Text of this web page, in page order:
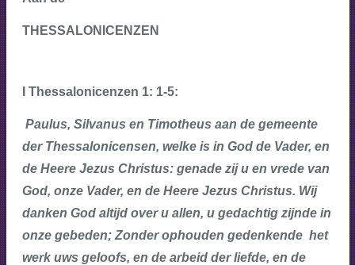
THESSALONICENZEN
I Thessalonicenzen 1: 1-5:
Paulus, Silvanus en Timotheus aan de gemeente
der Thessalonicensen, welke is in God de Vader, en
de Heere Jezus Christus: genade zij u en vrede van
God, onze Vader, en de Heere Jezus Christus. Wij
danken God altijd over u allen, u gedachtig zijnde in
onze gebeden; Zonder ophouden gedenkende het
werk uws geloofs, en de arbeid der liefde, en de